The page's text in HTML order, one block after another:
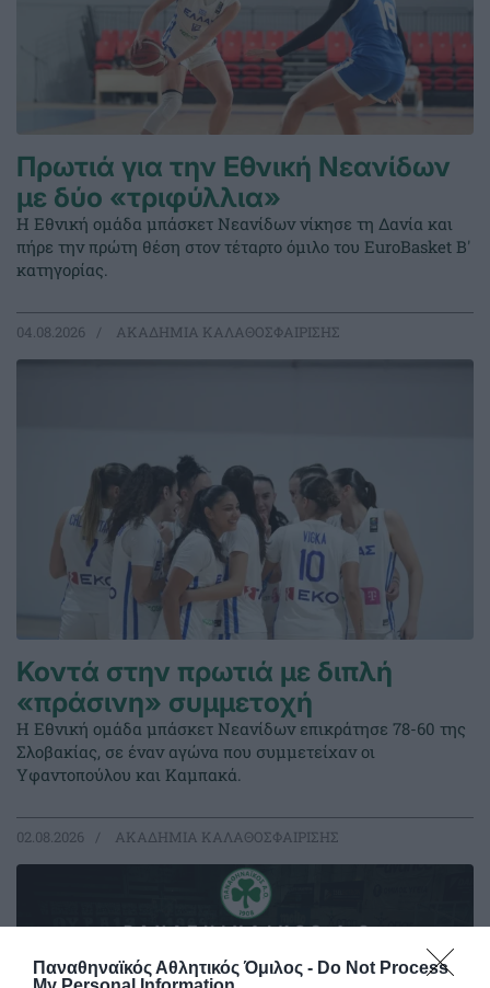
Παναθηναϊκός Αθλητικός Όμιλος - Do Not Process
Πρωτιά για την Εθνική Νεανίδων
με δύο «τριφύλλια»
Η Εθνική ομάδα μπάσκετ Νεανίδων νίκησε τη Δανία και
πήρε την πρώτη θέση στον τέταρτο όμιλο του EuroBasket Β'
κατηγορίας.
04.08.2026 ΑΚΑΔΗΜΙΑ ΚΑΛΑΘΟΣΦΑΙΡΙΣΗΣ
Κοντά στην πρωτιά με διπλή
«πράσινη» συμμετοχή
Η Εθνική ομάδα μπάσκετ Νεανίδων επικράτησε 78-60 της
Σλοβακίας, σε έναν αγώνα που συμμετείχαν οι
Υφαντοπούλου και Καμπακά.
02.08.2026 ΑΚΑΔΗΜΙΑ ΚΑΛΑΘΟΣΦΑΙΡΙΣΗΣ